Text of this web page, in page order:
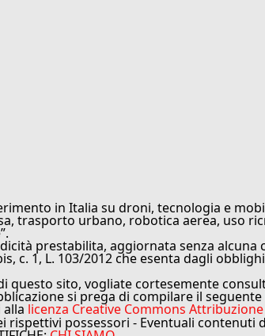
in Italia su droni, tecnologia e
trasporto urbano, robotica aerea, uso
prestabilita, aggiornata senza
c. 1, L. 103/2012 che esenta dagli
questo sito, vogliate cortesemente
si prega di compilare il seguente
licenza Creative Commons
rispettivi possessori - Eventuali